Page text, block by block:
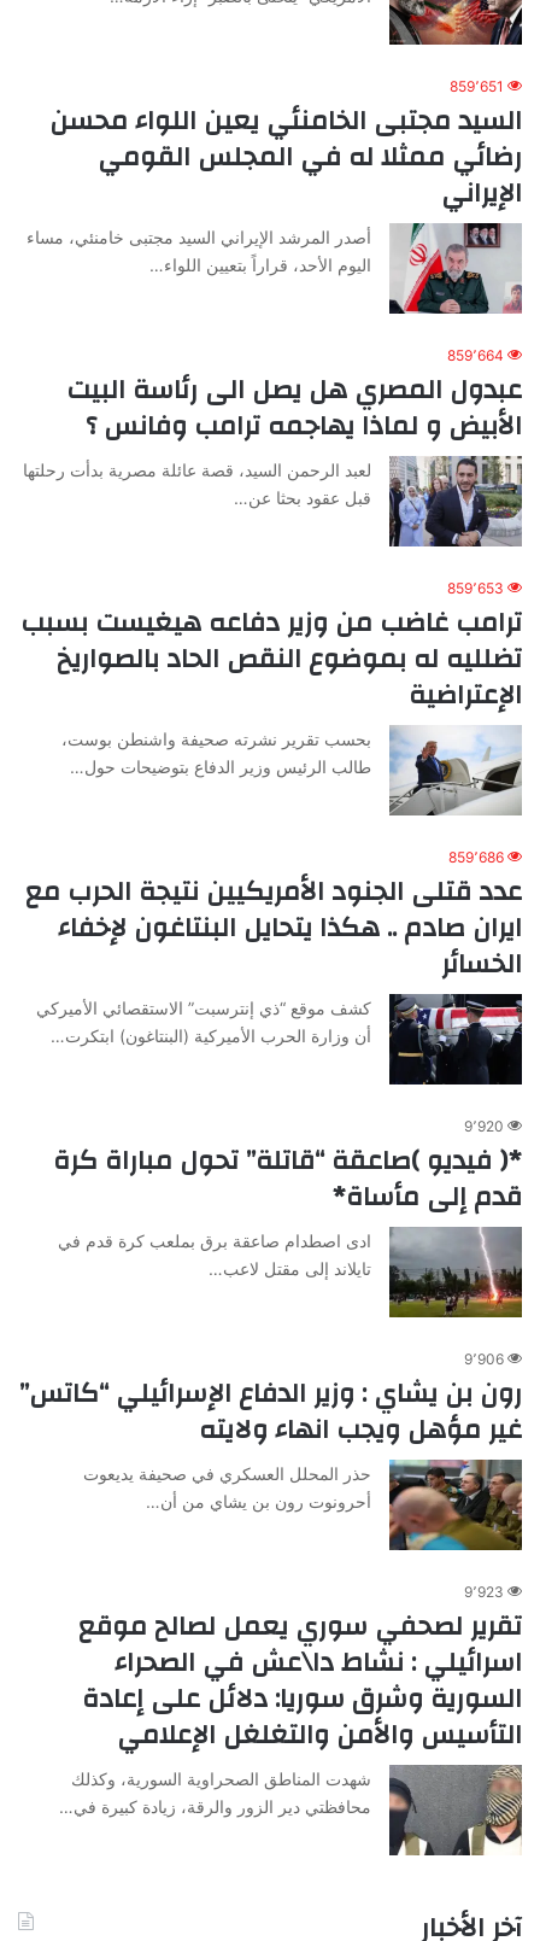
859٬651
السيد مجتبى الخامنئي يعين اللواء محسن
رضائي ممثلا له في المجلس القومي
الإيراني
أصدر المرشد الإيراني السيد مجتبى خامنئي، مساء
اليوم الأحد، قراراً بتعيين اللواء…
859٬664
عبدول المصري هل يصل الى رئاسة البيت
الأبيض و لماذا يهاجمه ترامب وفانس ؟
لعبد الرحمن السيد، قصة عائلة مصرية بدأت رحلتها
قبل عقود بحثا عن…
859٬653
ترامب غاضب من وزير دفاعه هيغيست بسبب
تضلليه له بموضوع النقص الحاد بالصواريخ
الإعتراضية
بحسب تقرير نشرته صحيفة واشنطن بوست،
طالب الرئيس وزير الدفاع بتوضيحات حول…
859٬686
عدد قتلى الجنود الأمريكيين نتيجة الحرب مع
ايران صادم .. هكذا يتحايل البنتاغون لإخفاء
الخسائر
كشف موقع “ذي إنترسبت” الاستقصائي الأميركي
أن وزارة الحرب الأميركية (البنتاغون) ابتكرت…
9٬920
*( فيديو )صاعقة “قاتلة” تحول مباراة كرة
قدم إلى مأساة*
ادى اصطدام صاعقة برق بملعب كرة قدم في
تايلاند إلى مقتل لاعب…
9٬906
رون بن يشاي : وزير الدفاع الإسرائيلي “كاتس”
غير مؤهل ويجب انهاء ولايته
حذر المحلل العسكري في صحيفة يديعوت
أحرونوت رون بن يشاي من أن…
9٬923
تقرير لصحفي سوري يعمل لصالح موقع
اسرائيلي : نشاط دا\عش في الصحراء
السورية وشرق سوريا: دلائل على إعادة
التأسيس والأمن والتغلغل الإعلامي
شهدت المناطق الصحراوية السورية، وكذلك
محافظتي دير الزور والرقة، زيادة كبيرة في…
آخر الأخبار